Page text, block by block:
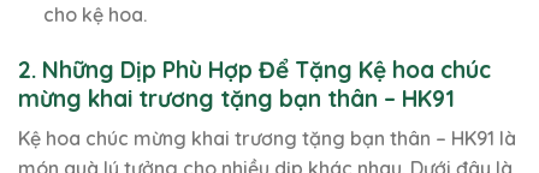
cho kệ hoa.
2. Những Dịp Phù Hợp Để Tặng Kệ hoa chúc
mừng khai trương tặng bạn thân – HK91
Kệ hoa chúc mừng khai trương tặng bạn thân – HK91 là